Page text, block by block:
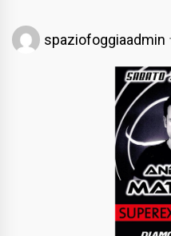
spaziofoggiaadmin